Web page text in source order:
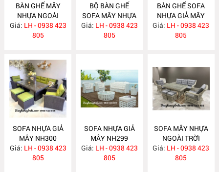
BÀN GHẾ MÂY
NHỰA NGOÀI
TRỜI NH303
Giá: LH - 0938 423
805
BỘ BÀN GHẾ
SOFA MÂY NHỰA
NGOÀI TRỜI
NH302
Giá: LH - 0938 423
805
BÀN GHẾ SOFA
NHỰA GIẢ MÂY
NH301
Giá: LH - 0938 423
805
SOFA NHỰA GIẢ
MÂY NH300
Giá: LH - 0938 423
805
SOFA NHỰA GIẢ
MÂY NH299
Giá: LH - 0938 423
805
SOFA MÂY NHỰA
NGOÀI TRỜI
NH298
Giá: LH - 0938 423
805